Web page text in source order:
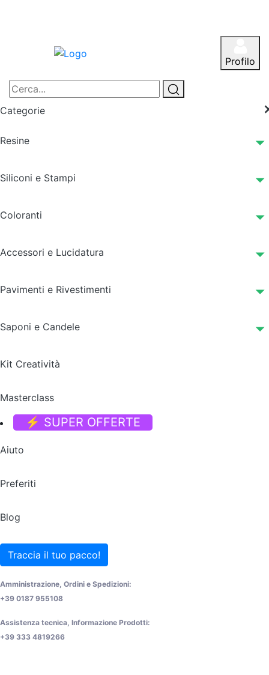
Profilo
Categorie
Resine
Siliconi e Stampi
Coloranti
Accessori e Lucidatura
Pavimenti e Rivestimenti
Saponi e Candele
Kit Creatività
Masterclass
⚡ SUPER OFFERTE
Aiuto
Preferiti
Blog
Traccia il tuo pacco!
Amministrazione, Ordini e Spedizioni:
+39 0187 955108
Assistenza tecnica, Informazione Prodotti:
+39 333 4819266